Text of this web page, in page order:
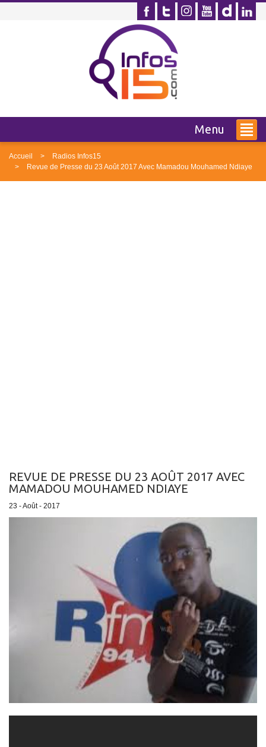
Menu
Accueil
Radios Infos15
Revue de Presse du 23 Août 2017 Avec Mamadou Mouhamed Ndiaye
REVUE DE PRESSE DU 23 AOÛT 2017 AVEC
MAMADOU MOUHAMED NDIAYE
23 - Août - 2017